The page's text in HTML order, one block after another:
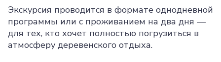
Экскурсия проводится в формате однодневной
программы или с проживанием на два дня —
для тех, кто хочет полностью погрузиться в
атмосферу деревенского отдыха.